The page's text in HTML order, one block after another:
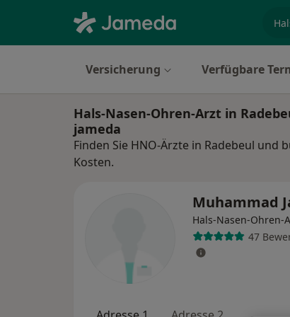
Versicherung Verfügbare
Hals-Nasen-Ohren-Arzt in
jameda
Finden Sie HNO-Ärzte in Radebeul und
Kosten.
Muhammad
Hals-Nasen-Ohren-
47